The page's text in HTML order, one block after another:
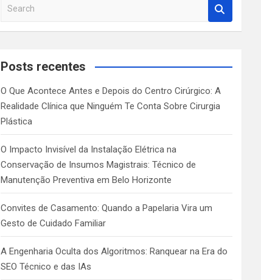
a
c
Posts recentes
O Que Acontece Antes e Depois do Centro Cirúrgico: A
Realidade Clínica que Ninguém Te Conta Sobre Cirurgia
Plástica
O Impacto Invisível da Instalação Elétrica na
Conservação de Insumos Magistrais: Técnico de
Manutenção Preventiva em Belo Horizonte
Convites de Casamento: Quando a Papelaria Vira um
Gesto de Cuidado Familiar
A Engenharia Oculta dos Algoritmos: Ranquear na Era do
SEO Técnico e das IAs